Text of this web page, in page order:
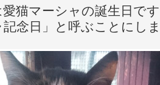
愛猫マーシャの誕生日で
念日」と呼ぶことにし